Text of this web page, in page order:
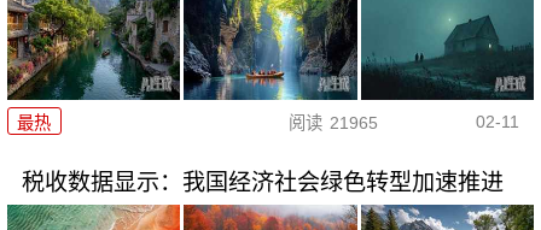
最热 阅读 21965 02-11
税收数据显示：我国经济社会绿色转型加速推进